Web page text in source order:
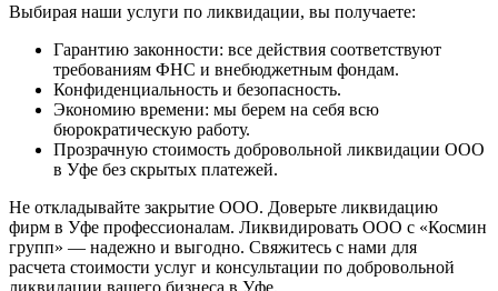
Выбирая наши услуги по ликвидации, вы получаете:
Гарантию законности: все действия соответствуют
требованиям ФНС и внебюджетным фондам.
Конфиденциальность и безопасность.
Экономию времени: мы берем на себя всю
бюрократическую работу.
Прозрачную стоимость добровольной ликвидации ООО
в Уфе без скрытых платежей.
Не откладывайте закрытие ООО. Доверьте ликвидацию
фирм в Уфе профессионалам. Ликвидировать ООО с «Космин
групп» — надежно и выгодно. Свяжитесь с нами для
расчета стоимости услуг и консультации по добровольной
ликвидации вашего бизнеса в Уфе.